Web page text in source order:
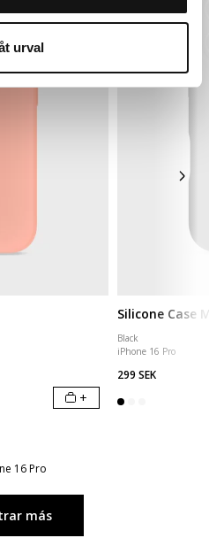
urval
+
Silicone Case
Black
iPhone 16 Pro
299 SEK
16 Pro
más